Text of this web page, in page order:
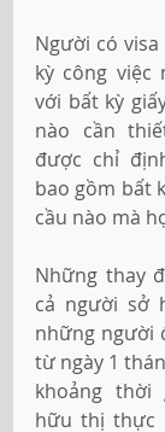
Người có
kỳ công việc
với bất kỳ
nào cần
được chỉ
bao gồm bất
cầu nào mà
Những thay
cả người sở
những người
từ ngày 1
khoảng
hữu thị thực